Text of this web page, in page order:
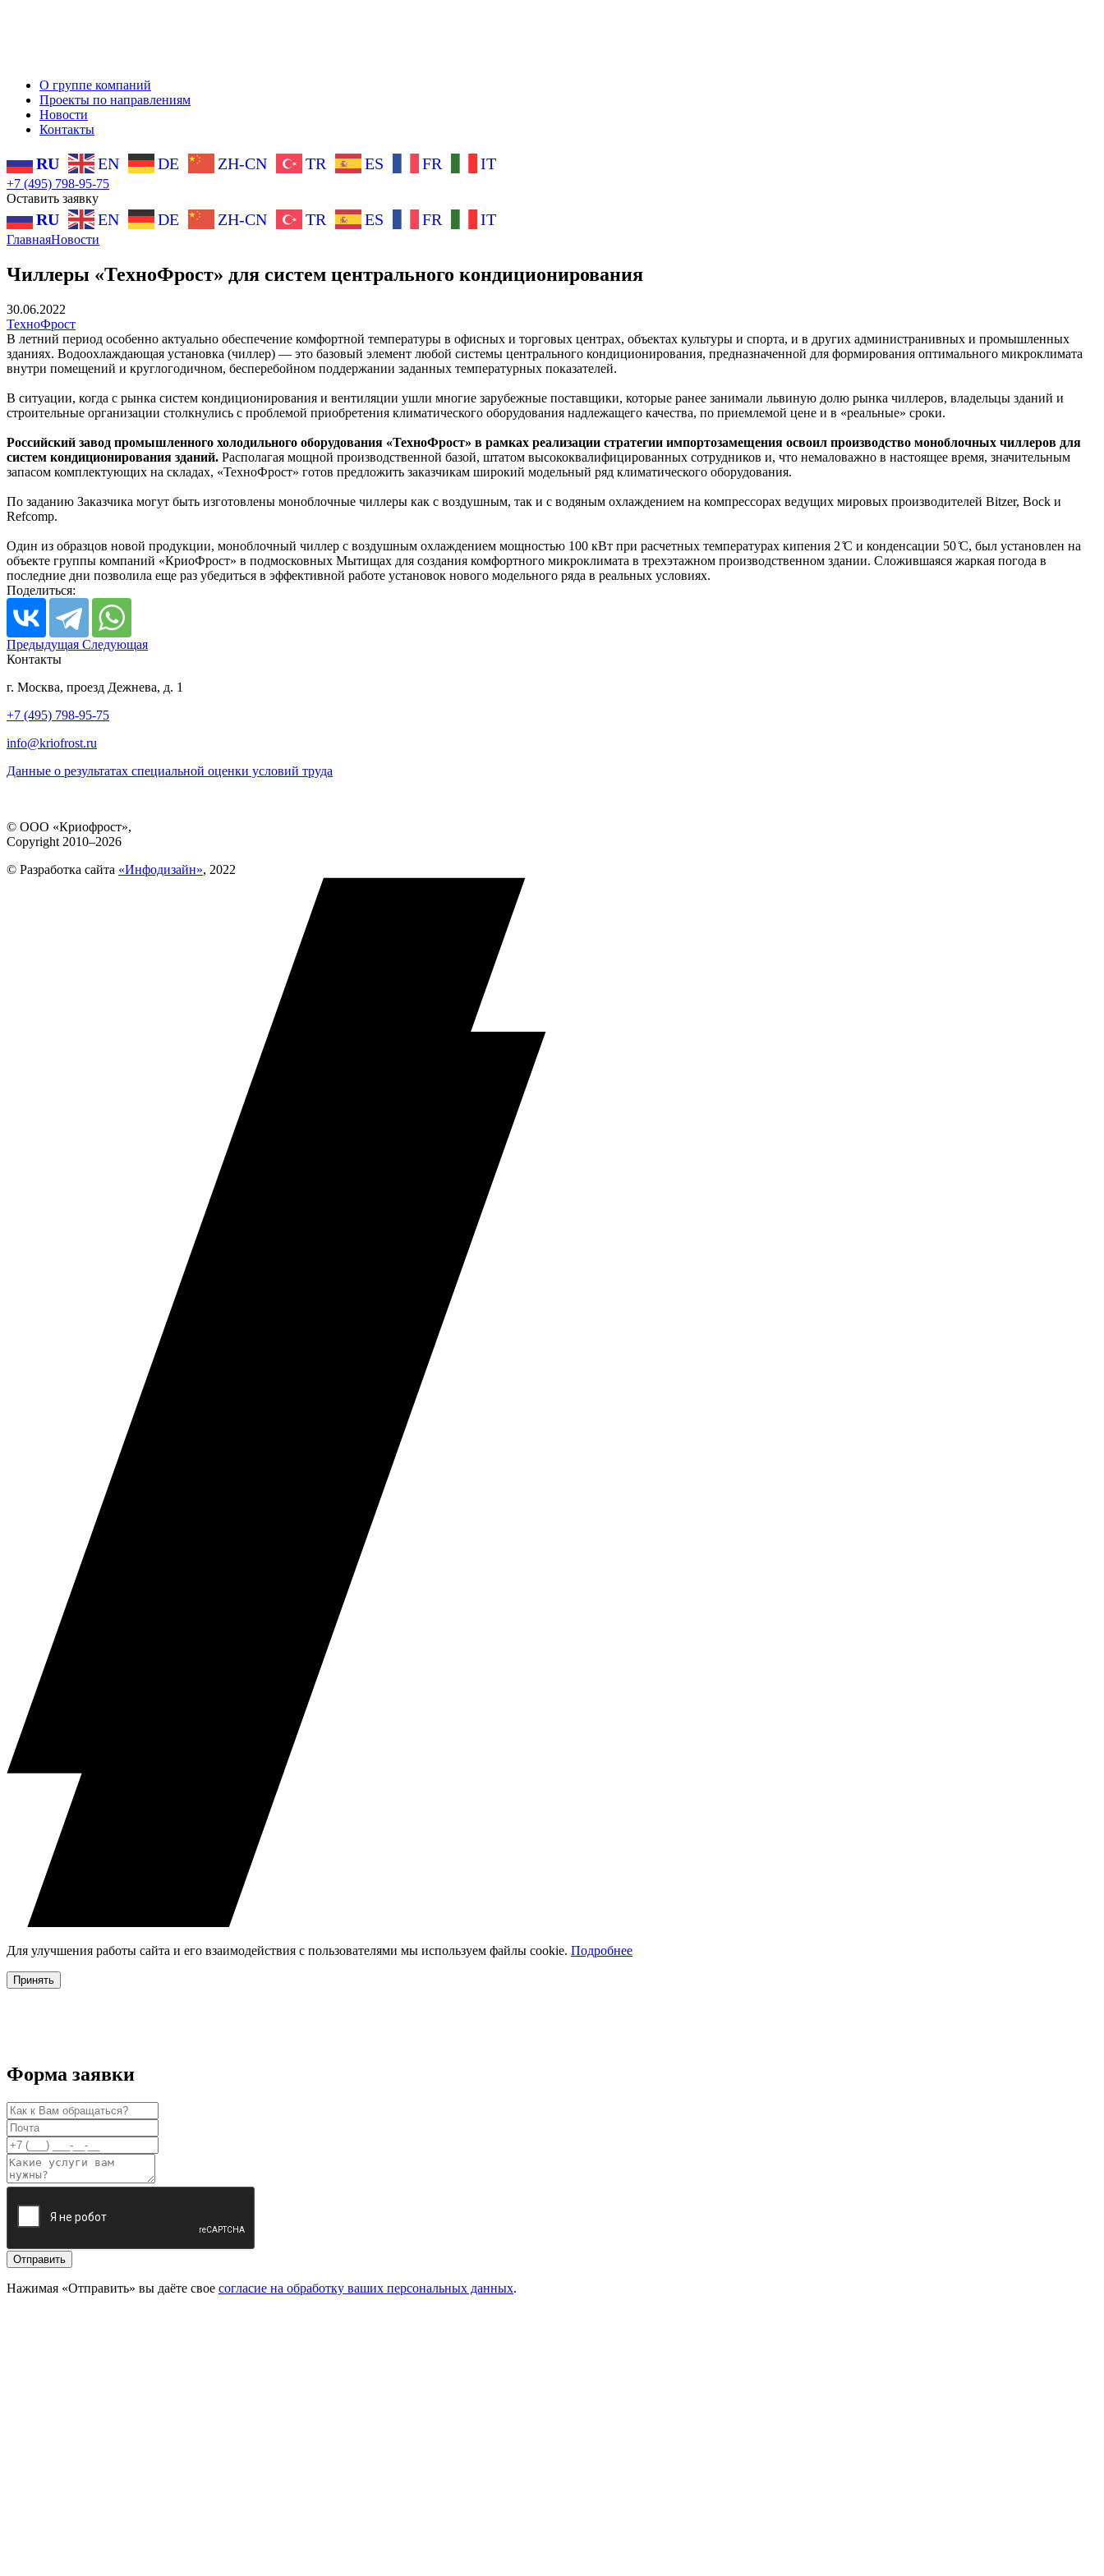
О группе компаний
Проекты по направлениям
Новости
Контакты
RU EN DE ZH-CN TR ES FR IT
+7 (495) 798-95-75
Оставить заявку
RU EN DE ZH-CN TR ES FR IT
ГлавнаяНовости
Чиллеры «ТехноФрост» для систем центрального кондиционирования
30.06.2022
ТехноФрост
В летний период особенно актуально обеспечение комфортной температуры в офисных и торговых центрах, объектах культуры и спорта, и в других администранивных и промышленных
зданиях. Водоохлаждающая установка (чиллер) — это базовый элемент любой системы центрального кондиционирования, предназначенной для формирования оптимального микроклимата
внутри помещений и круглогодичном, бесперебойном поддержании заданных температурных показателей.
В ситуации, когда с рынка систем кондиционирования и вентиляции ушли многие зарубежные поставщики, которые ранее занимали львиную долю рынка чиллеров, владельцы зданий и
строительные организации столкнулись с проблемой приобретения климатического оборудования надлежащего качества, по приемлемой цене и в «реальные» сроки.
Российский завод промышленного холодильного оборудования «ТехноФрост» в рамках реализации стратегии импортозамещения освоил производство моноблочных чиллеров для
систем кондиционирования зданий. Располагая мощной производственной базой, штатом высококвалифицированных сотрудников и, что немаловажно в настоящее время, значительным
запасом комплектующих на складах, «ТехноФрост» готов предложить заказчикам широкий модельный ряд климатического оборудования.
По заданию Заказчика могут быть изготовлены моноблочные чиллеры как с воздушным, так и с водяным охлаждением на компрессорах ведущих мировых производителей Bitzer, Bock и
Refcomp.
Один из образцов новой продукции, моноблочный чиллер с воздушным охлаждением мощностью 100 кВт при расчетных температурах кипения 2 ̊С и конденсации 50 ̊С, был установлен на
объекте группы компаний «КриоФрост» в подмосковных Мытищах для создания комфортного микроклимата в трехэтажном производственном здании. Сложившаяся жаркая погода в
последние дни позволила еще раз убедиться в эффективной работе установок нового модельного ряда в реальных условиях.
Поделиться:
Предыдущая Следующая
Контакты
г. Москва, проезд Дежнева, д. 1
+7 (495) 798-95-75
info@kriofrost.ru
Данные о результатах специальной оценки условий труда
© ООО «Криофрост»,
Copyright 2010–2026
© Разработка сайта «Инфодизайн», 2022
Для улучшения работы сайта и его взаимодействия с пользователями мы используем файлы cookie. Подробнее
Принять
Форма заявки
Отправить
Нажимая «Отправить» вы даёте свое согласие на обработку ваших персональных данных.